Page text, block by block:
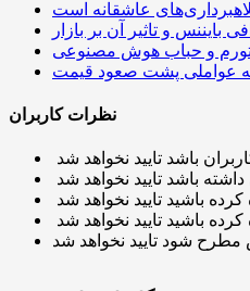
تورم و حباب هوش مصنوعی
نظرات کاربران